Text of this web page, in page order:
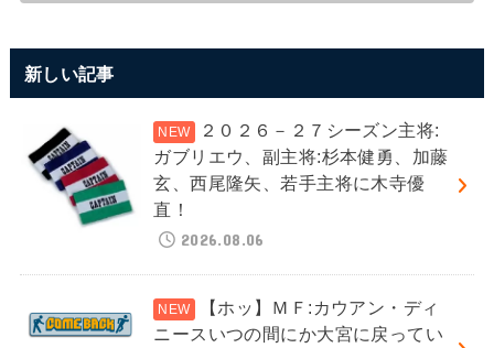
新しい記事
２０２６－２７シーズン主将:
ガブリエウ、副主将:杉本健勇、加藤
玄、西尾隆矢、若手主将に木寺優
直！
2026.08.06
【ホッ】ＭＦ:カウアン・ディ
ニースいつの間にか大宮に戻ってい